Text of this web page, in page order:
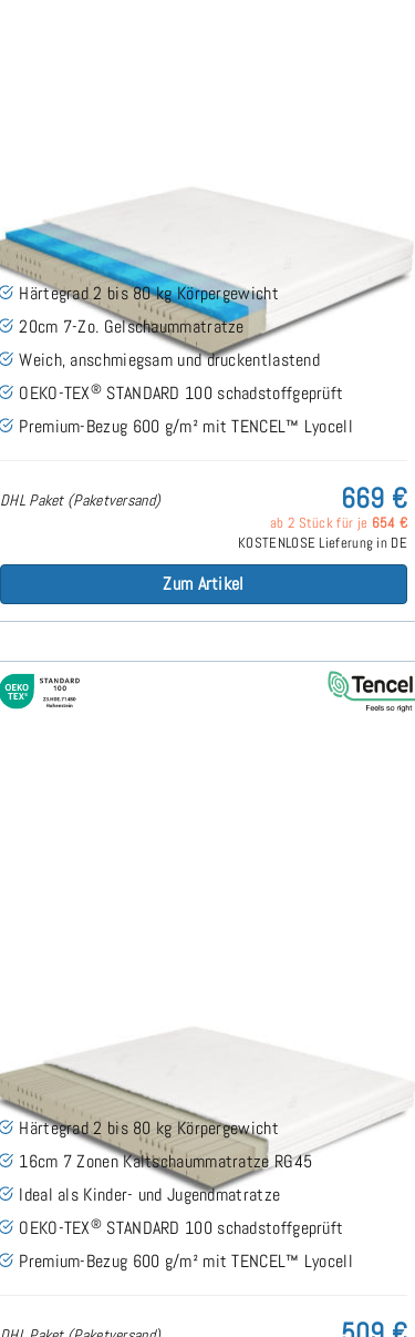
Siro Gel H2 (TENCEL™ Lyocell) Gelschaummatratze
160x200 cm - Sonderanfertigung
(44)
Härtegrad 2 bis 80 kg Körpergewicht
20cm 7-Zo. Gelschaummatratze
Weich, anschmiegsam und druckentlastend
OEKO-TEX® STANDARD 100 schadstoffgeprüft
Premium-Bezug 600 g/m² mit TENCEL™ Lyocell
DHL Paket (Paketversand) 669 €
ab 2 Stück für je 654 €
KOSTENLOSE Lieferung in DE
Zum Artikel
Midsofty H2 (TENCEL™ Lyocell) Kaltschaummatratze
160x200 cm
Härtegrad 2 bis 80 kg Körpergewicht
16cm 7 Zonen Kaltschaummatratze RG45
Ideal als Kinder- und Jugendmatratze
OEKO-TEX® STANDARD 100 schadstoffgeprüft
Premium-Bezug 600 g/m² mit TENCEL™ Lyocell